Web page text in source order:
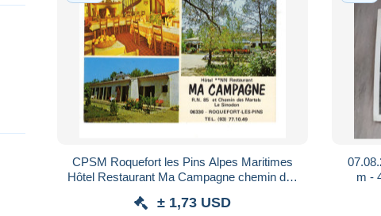
CPSM Roquefort les Pins Alpes Maritimes
Hôtel Restaurant Ma Campagne chemin des
± 1,73 USD
m -